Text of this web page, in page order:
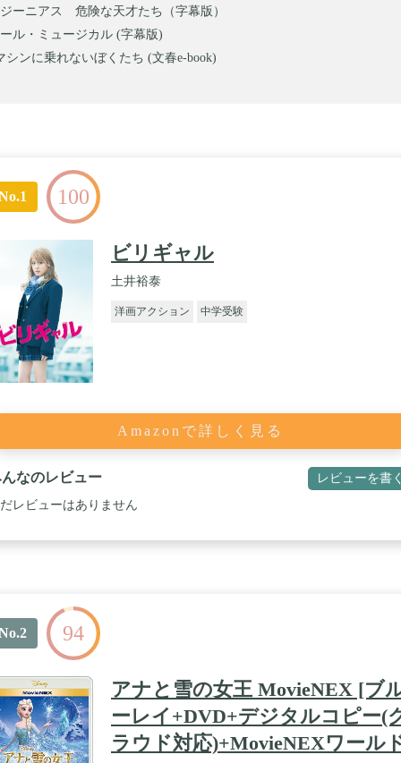
ーニアス 危険な天才たち（字幕版）
ル・ミュージカル (字幕版)
シンに乗れないぼくたち (文春e-book)
100
ビリギャル
土井裕泰
洋画アクション 中学受験
Amazonで詳しく見る
なのレビュー レビューを書
レビューはありません
94
アナと雪の女王 MovieNEX [ブ
ーレイ+DVD+デジタルコピー(
ラウド対応)+MovieNEXワール